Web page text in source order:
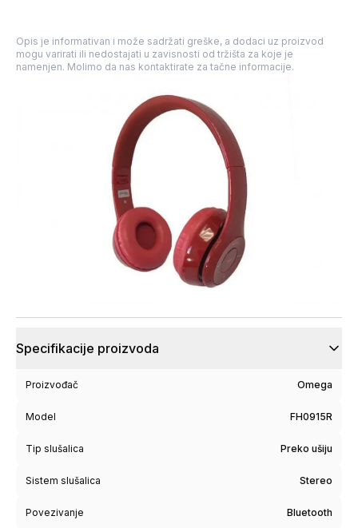
Opis je informativan i može sadržati greške, a dodaci uz proizvod
mogu varirati ili nedostajati u zavisnosti od tržišta za koje je
namenjen. Molimo da nas kontaktirate za tačne informacije.
Specifikacije proizvoda
Proizvođač Omega
Model FH0915R
Tip slušalica Preko ušiju
Sistem slušalica Stereo
Povezivanje Bluetooth